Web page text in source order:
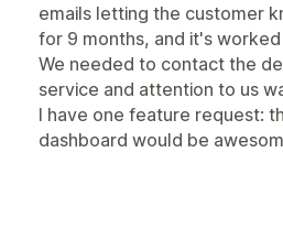
emails letting the customer
for 9 months, and it's
We needed to contact the
service and attention to us
I have one feature request:
dashboard would be